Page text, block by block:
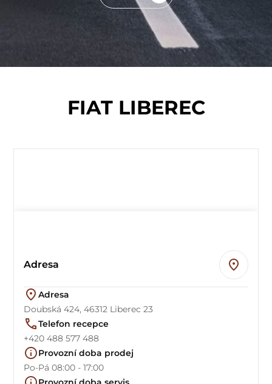
FIAT LIBEREC
Adresa
Adresa
Doubská 424, 46312 Liberec 23
Telefon recepce
+420 488 577 488
Provozní doba prodej
Po-Pá 08:00 - 17:00